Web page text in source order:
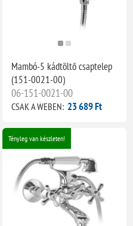
Mambó-5 kádtöltő csaptelep
(151-0021-00)
06-151-0021-00
CSAK A WEBEN: 23 689 Ft
Tényleg van készleten!